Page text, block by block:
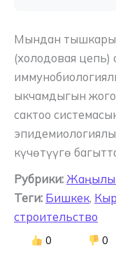
Мындан
(холодовая цепь)
ыкчамдыгын
сактоо
күчөтүүгө
Рубрики:
Теги: Бишкек,
строительство
0 0